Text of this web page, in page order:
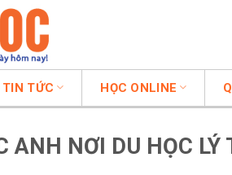
TIN TỨC HỌC ONLINE
ANH NƠI DU HỌC LÝ